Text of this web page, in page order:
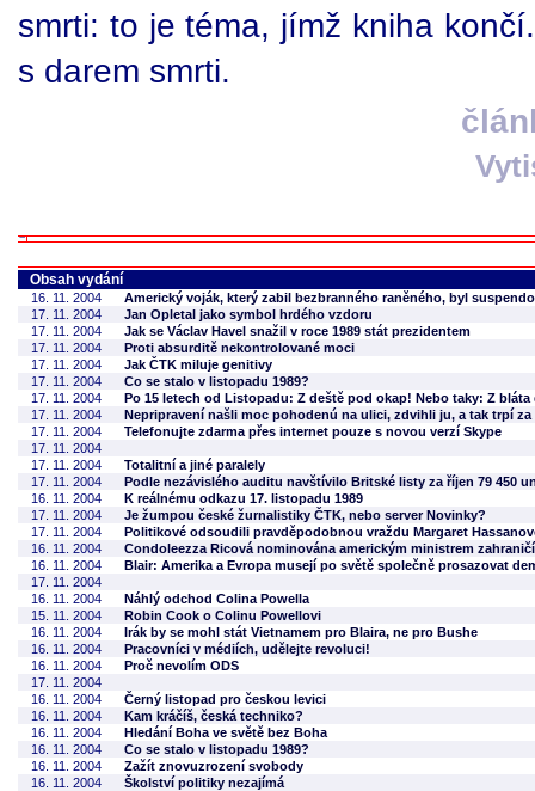
smrti: to je téma, jímž kniha
s darem smrti.
Obsah vydání
16. 11. 2004
Americký voják, který zabil bezbranného raněného, byl
17. 11. 2004
Jan Opletal jako symbol hrdého vzdoru
17. 11. 2004
Jak se Václav Havel snažil v roce 1989 stát prezidentem
17. 11. 2004
Proti absurditě nekontrolované moci
17. 11. 2004
Jak ČTK miluje genitivy
17. 11. 2004
Co se stalo v listopadu 1989?
17. 11. 2004
Po 15 letech od Listopadu: Z deště pod okap! Nebo taky: Z bláta
17. 11. 2004
Nepripravení našli moc pohodenú na ulici, zdvihli ju, a tak trpí za
17. 11. 2004
Telefonujte zdarma přes internet pouze s novou verzí Skype
17. 11. 2004
17. 11. 2004
Totalitní a jiné paralely
17. 11. 2004
Podle nezávislého auditu navštívilo Britské listy za říjen 79 450
16. 11. 2004
K reálnému odkazu 17. listopadu 1989
17. 11. 2004
Je žumpou české žurnalistiky ČTK, nebo server Novinky?
17. 11. 2004
Politikové odsoudili pravděpodobnou vraždu Margaret
16. 11. 2004
Condoleezza Ricová nominována americkým ministrem zahraničí
16. 11. 2004
Blair: Amerika a Evropa musejí po světě společně prosazovat
17. 11. 2004
16. 11. 2004
Náhlý odchod Colina Powella
15. 11. 2004
Robin Cook o Colinu Powellovi
16. 11. 2004
Irák by se mohl stát Vietnamem pro Blaira, ne pro Bushe
16. 11. 2004
Pracovníci v médiích, udělejte revoluci!
16. 11. 2004
Proč nevolím ODS
17. 11. 2004
16. 11. 2004
Černý listopad pro českou levici
16. 11. 2004
Kam kráčíš, česká techniko?
16. 11. 2004
Hledání Boha ve světě bez Boha
16. 11. 2004
Co se stalo v listopadu 1989?
16. 11. 2004
Zažít znovuzrození svobody
16. 11. 2004
Školství politiky nezajímá